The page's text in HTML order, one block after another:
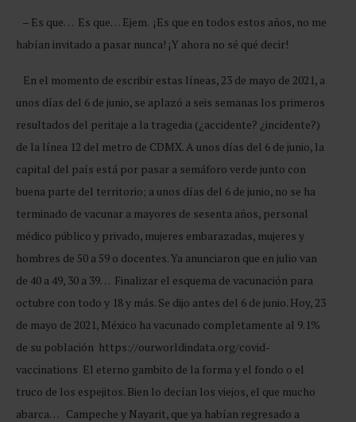
– Es que… Es que… Ejem. ¡Es que en todos estos años, no me
habían invitado a pasar nunca! ¡Y ahora no sé qué decir!
En el momento de escribir estas líneas, 23 de mayo de 2021, a
unos días del 6 de junio, se aplazó a seis semanas los primeros
resultados del peritaje a la tragedia (¿accidente? ¿incidente?)
de la línea 12 del metro de CDMX. A unos días del 6 de junio, la
capital del país está por pasar a semáforo verde junto con
buena parte del territorio; a unos días del 6 de junio, no se ha
terminado de vacunar a mayores de sesenta años, personal
médico público y privado, mujeres embarazadas, mujeres y
hombres de 50 a 59 o docentes. Ya anunciaron que en julio van
de 40 a 49, 30 a 39… Finalizar el esquema de vacunación para
octubre con todo y 18 y más. Se dijo antes del 6 de junio. Hoy, 23
de mayo de 2021, México ha vacunado completamente al 9.1%
de su población https://ourworldindata.org/covid-
vaccinations El eterno gambito de la forma y el fondo o el
truco de los espejitos. Bien lo decían los viejos, el que mucho
abarca… Campeche y Nayarit, que ya habían regresado a